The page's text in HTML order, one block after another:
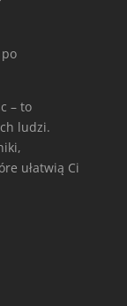
– to
ludzi.
ułatwią Ci